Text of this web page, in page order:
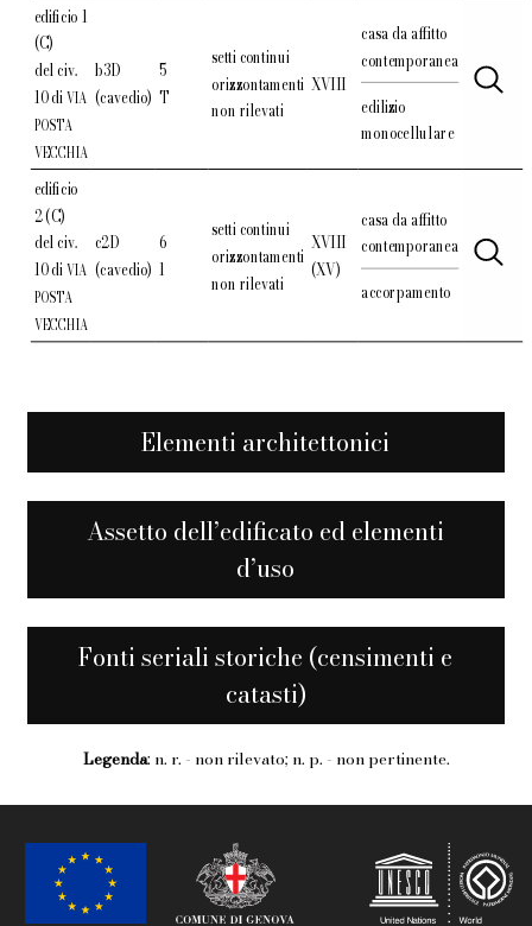
edificio 1
(C)
del civ.
10 diVIA
POSTA
VECCHIA
b3D
(cavedio)
5
T
setti continui
orizzontamenti
non rilevati
XVIII
casa da affitto
contemporanea
edilizio
monocellulare
edificio
2 (C)
del civ.
10 diVIA
POSTA
VECCHIA
c2D
(cavedio)
6
1
setti continui
orizzontamenti
non rilevati
XVIII
(XV)
casa da affitto
contemporanea
accorpamento
Elementi architettonici
Assetto dell’edificato ed elementi
d’uso
Fonti seriali storiche (censimenti e
catasti)
Legenda: n. r. - non rilevato; n. p. - non pertinente.